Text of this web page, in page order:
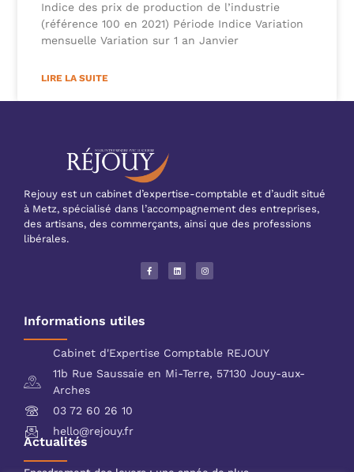
Indice des prix de production de l’industrie
(référence 100 en 2021) Période Indice Variation
mensuelle Variation sur 1 an Janvier
LIRE LA SUITE
Rejouy est un cabinet d’expertise-comptable et d’audit situé
à Metz, spécialisé dans l’accompagnement des entreprises,
des artisans, des commerçants, ainsi que des professions
libérales.
Informations utiles
Cabinet d'Expertise Comptable REJOUY
11b Rue Saussaie en Mi-Terre, 57130 Jouy-aux-
Arches
03 72 60 26 10
hello@rejouy.fr
Actualités